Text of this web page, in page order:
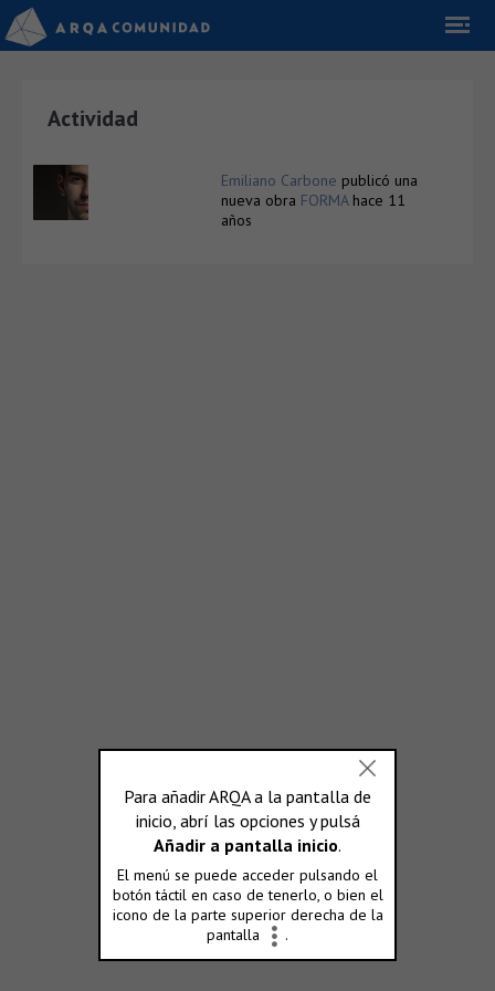
Actividad
Emiliano Carbone publicó una
nueva obra FORMA hace 11
años